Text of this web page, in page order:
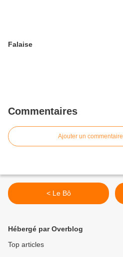
Falaise
Commentaires
Ajouter un commentaire
< Le Bô
Hébergé par Overblog
Top articles